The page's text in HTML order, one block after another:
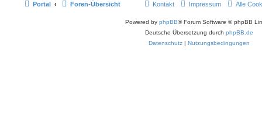
Portal Foren-Übersicht Alle
Impressum
Kontakt
Powered by phpBB® Forum Software © phpBB
Deutsche Übersetzung durch phpBB.de
Datenschutz | Nutzungsbedingungen